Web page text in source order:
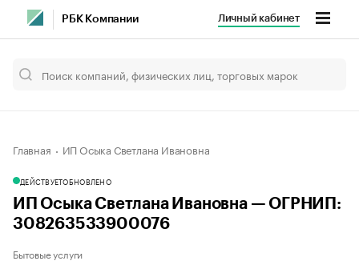
РБК Компании Личный кабинет
Главная ИП Осыка Светлана Ивановна
ДЕЙСТВУЕТОБНОВЛЕНО
ИП Осыка Светлана Ивановна — ОГРНИП:
308263533900076
Бытовые услуги